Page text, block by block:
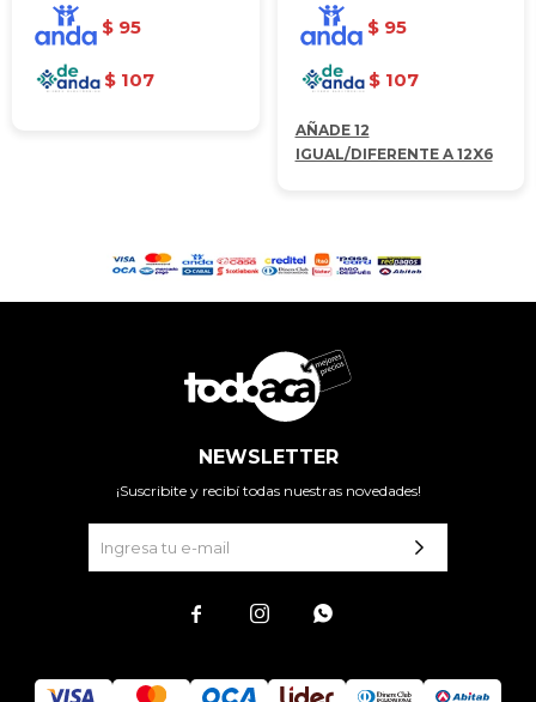
$ 95
$ 107
$ 95
$ 107
AÑADE 12
IGUAL/DIFERENTE A 12X6
NEWSLETTER
¡Suscribite y recibí todas nuestras novedades!
  